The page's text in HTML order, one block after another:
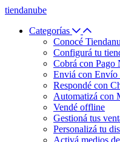
tiendanube
Categorías
Conocé
Configurá tu
Cobrá con Pago
Enviá con Envío
Respondé con
Automatizá con
Vendé offline
Gestioná tus
Personalizá tu
Activá medios